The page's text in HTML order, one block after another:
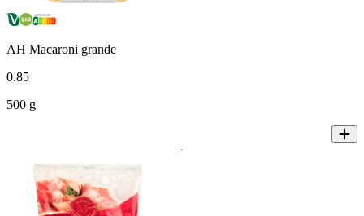
AH Macaroni grande
0.85
500 g